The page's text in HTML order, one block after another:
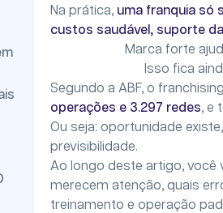
Na prática, uma franquia só
custos saudável, suporte
Marca forte
Isso fica
Segundo a ABF, o
operações e 3.297 redes, e
Ou seja: oportunidade
previsibilidade.
Ao longo deste artigo, você
merecem atenção, quais
treinamento e operação